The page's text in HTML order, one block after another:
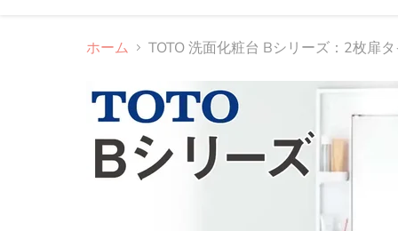
ホーム TOTO 洗面化粧台 Bシリーズ：2枚扉